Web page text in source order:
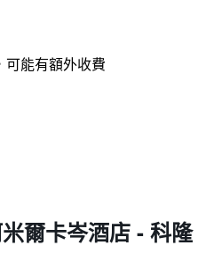
可能有額外收費
爾卡岑酒店 - 科隆